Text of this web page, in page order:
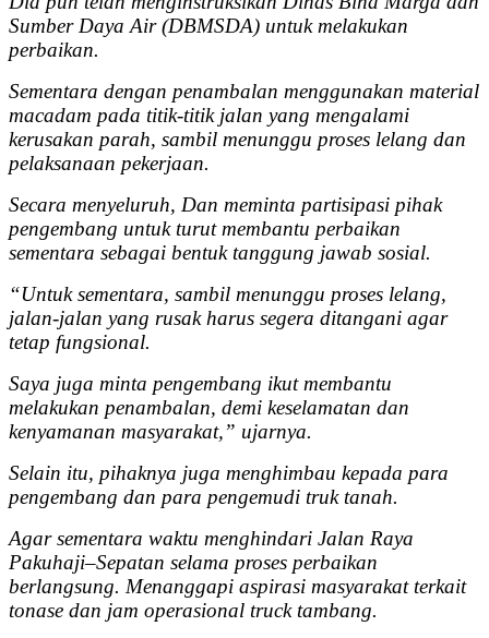
Sumber Daya Air (DBMSDA) untuk melakukan
perbaikan.
Sementara dengan penambalan menggunakan material
macadam pada titik-titik jalan yang mengalami
kerusakan parah, sambil menunggu proses lelang dan
pelaksanaan pekerjaan.
Secara menyeluruh, Dan meminta partisipasi pihak
pengembang untuk turut membantu perbaikan
sementara sebagai bentuk tanggung jawab sosial.
“Untuk sementara, sambil menunggu proses lelang,
jalan-jalan yang rusak harus segera ditangani agar
tetap fungsional.
Saya juga minta pengembang ikut membantu
melakukan penambalan, demi keselamatan dan
kenyamanan masyarakat,” ujarnya.
Selain itu, pihaknya juga menghimbau kepada para
pengembang dan para pengemudi truk tanah.
Agar sementara waktu menghindari Jalan Raya
Pakuhaji–Sepatan selama proses perbaikan
berlangsung. Menanggapi aspirasi masyarakat terkait
tonase dan jam operasional truck tambang.